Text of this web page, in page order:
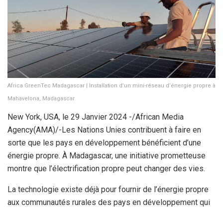
Africa GreenTec Madagascar | Installation d’un mini-réseau d’énergie propre à
Mahavelona, Madagascar
New York, USA, le 29 Janvier 2024 -/African Media
Agency(AMA)/-Les Nations Unies contribuent à faire en
sorte que les pays en développement bénéficient d’une
énergie propre. À Madagascar, une initiative prometteuse
montre que l’électrification propre peut changer des vies.
La technologie existe déjà pour fournir de l’énergie propre
aux communautés rurales des pays en développement qui